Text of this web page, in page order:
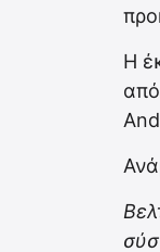
Η